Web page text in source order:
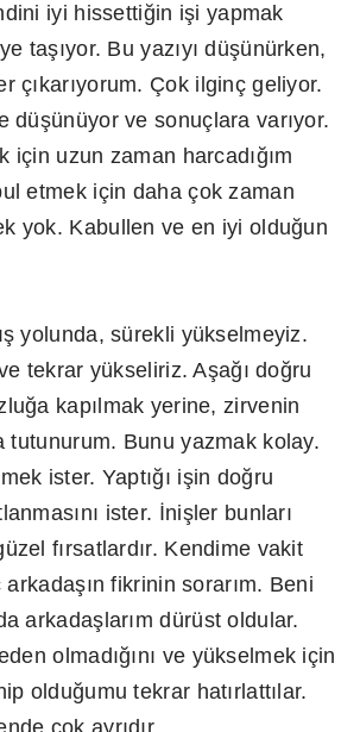
iyi hissettiğin işi yapmak
taşıyor. Bu yazıyı düşünürken,
çıkarıyorum. Çok ilginç geliyor.
düşünüyor ve sonuçlara varıyor.
için uzun zaman harcadığım
etmek için daha çok zaman
yok. Kabullen ve en iyi olduğun
yolunda, sürekli yükselmeyiz.
tekrar yükseliriz. Aşağı doğru
kapılmak yerine, zirvenin
tutunurum. Bunu yazmak kolay.
ister. Yaptığı işin doğru
ister. İnişler bunları
fırsatlardır. Kendime vakit
arkadaşın fikrinin sorarım. Beni
arkadaşlarım dürüst oldular.
olmadığını ve yükselmek için
olduğumu tekrar hatırlattılar.
çok ayrıdır.